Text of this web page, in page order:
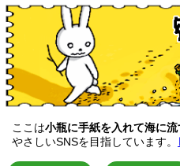
ここは小瓶に手紙を入れて海に
やさしいSNSを目指しています。